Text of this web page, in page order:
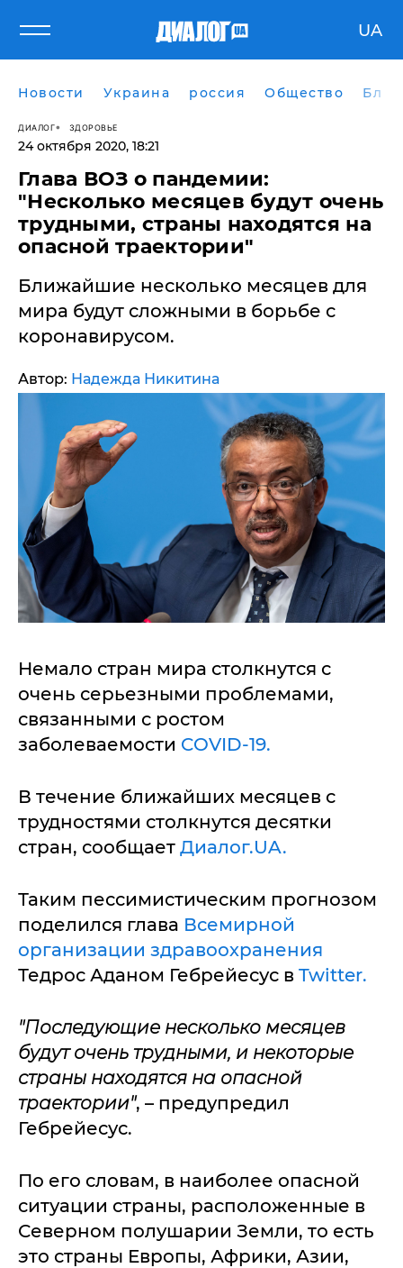
UA
Новости Украина россия Общество
ДИАЛОГ ЗДОРОВЬЕ
24 октября 2020, 18:21
Глава ВОЗ о пандемии:
"Несколько месяцев будут очень
трудными, страны находятся на
опасной траектории"
Ближайшие несколько месяцев для
мира будут сложными в борьбе с
коронавирусом.
Автор: Надежда Никитина
Немало стран мира столкнутся с
очень серьезными проблемами,
связанными с ростом
заболеваемости COVID-19.
В течение ближайших месяцев с
трудностями столкнутся десятки
стран, сообщает Диалог.UA.
Таким пессимистическим прогнозом
поделился глава Всемирной
организации здравоохранения
Тедрос Аданом Гебрейесус в Twitter.
"Последующие несколько месяцев
будут очень трудными, и некоторые
страны находятся на опасной
траектории", – предупредил
Гебрейесус.
По его словам, в наиболее опасной
ситуации страны, расположенные в
Северном полушарии Земли, то есть
это страны Европы, Африки, Азии,